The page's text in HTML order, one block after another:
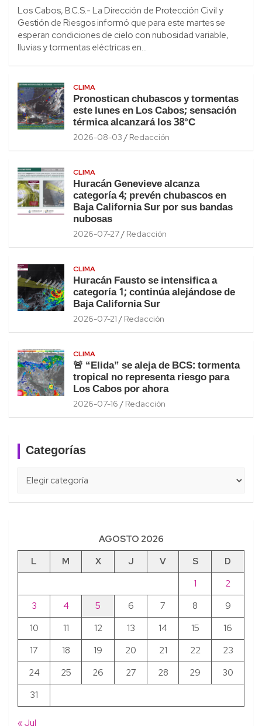
Los Cabos, B.C.S.- La Dirección de Protección Civil y
Gestión de Riesgos informó que para este martes se
esperan condiciones de cielo con nubosidad variable,
lluvias y tormentas eléctricas en…
CLIMA
Pronostican chubascos y tormentas
este lunes en Los Cabos; sensación
térmica alcanzará los 38°C
2026-08-03 Redacción
CLIMA
Huracán Genevieve alcanza
categoría 4; prevén chubascos en
Baja California Sur por sus bandas
nubosas
2026-07-27 Redacción
CLIMA
Huracán Fausto se intensifica a
categoría 1; continúa alejándose de
Baja California Sur
2026-07-21 Redacción
CLIMA
🚨 “Elida” se aleja de BCS: tormenta
tropical no representa riesgo para
Los Cabos por ahora
2026-07-16 Redacción
Categorías
AGOSTO 2026
L
M X J V S
D
1
2
3
4 5 6 7 8
9
10
11 12 13 14 15
16
17
18 19 20 21 22
23
24
25 26 27 28 29
30
31
« Jul